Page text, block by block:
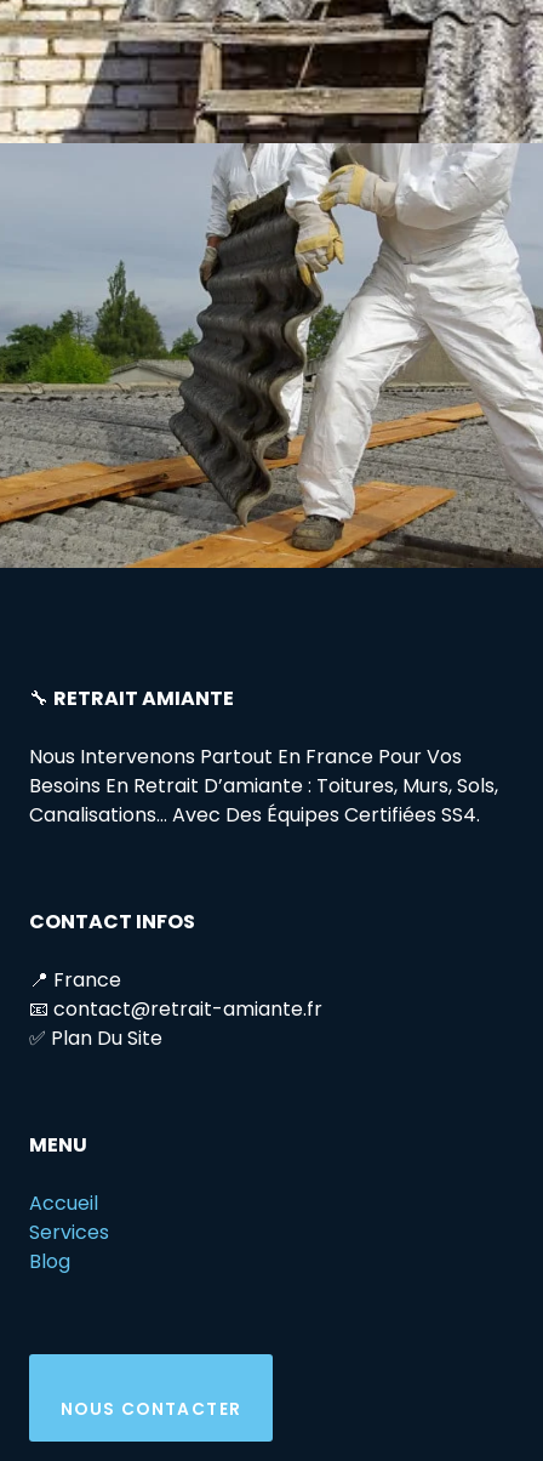
🔧 RETRAIT AMIANTE
Nous Intervenons Partout En France Pour Vos
Besoins En Retrait D’amiante : Toitures, Murs, Sols,
Canalisations… Avec Des Équipes Certifiées SS4.
CONTACT INFOS
📍 France
📧 contact@retrait-amiante.fr
✅ Plan Du Site
MENU
Accueil
Services
Blog
NOUS CONTACTER